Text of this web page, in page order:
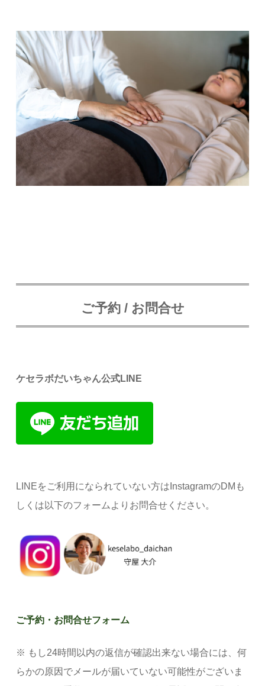
ご予約 / お問合せ
ケセラボだいちゃん公式LINE
LINEをご利用になられていない方はInstagramのDMも
しくは以下のフォームよりお問合せください。
ご予約・お問合せフォーム
※ もし24時間以内の返信が確認出来ない場合には、何
らかの原因でメールが届いていない可能性がございま